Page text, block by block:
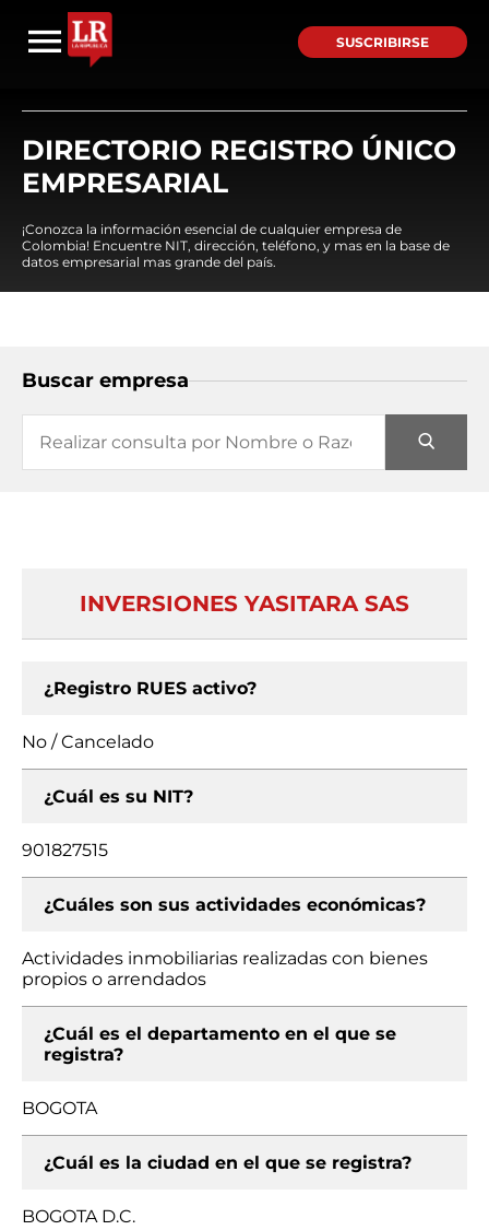
SUSCRIBIRSE
DIRECTORIO REGISTRO ÚNICO
EMPRESARIAL
¡Conozca la información esencial de cualquier empresa de
Colombia! Encuentre NIT, dirección, teléfono, y mas en la base de
datos empresarial mas grande del país.
Buscar empresa
INVERSIONES YASITARA SAS
¿Registro RUES activo?
No / Cancelado
¿Cuál es su NIT?
901827515
¿Cuáles son sus actividades económicas?
Actividades inmobiliarias realizadas con bienes
propios o arrendados
¿Cuál es el departamento en el que se
registra?
BOGOTA
¿Cuál es la ciudad en el que se registra?
BOGOTA D.C.